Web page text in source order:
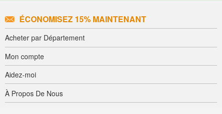
ÉCONOMISEZ 15% MAINTENANT
Acheter par Département
Mon compte
Aidez-moi
À Propos De Nous